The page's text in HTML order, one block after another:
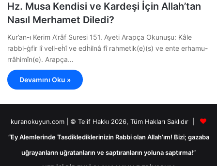
Hz. Musa Kendisi ve Kardeşi İçin Allah’tan
Nasıl Merhamet Diledi?
Kur’an-ı Kerim A’râf Suresi 151. Ayeti Arapça Okunuşu: Kâle
rabbi-ġfir lî veli-eḣî ve edḣilnâ fî rahmetik(e)(s) ve ente erhamu-
rrâhimîn(e). Arapça…
Devamını Oku »
kuranokuyun.com | © Telif Hakkı 2026, Tüm Hakları Saklıdır |
“Ey Alemlerinde Tasdiklediklerinizin Rabbi olan Allah’ım! Bizi; gazaba
uğrayanların uğratanların ve saptıranların yoluna saptırma!”